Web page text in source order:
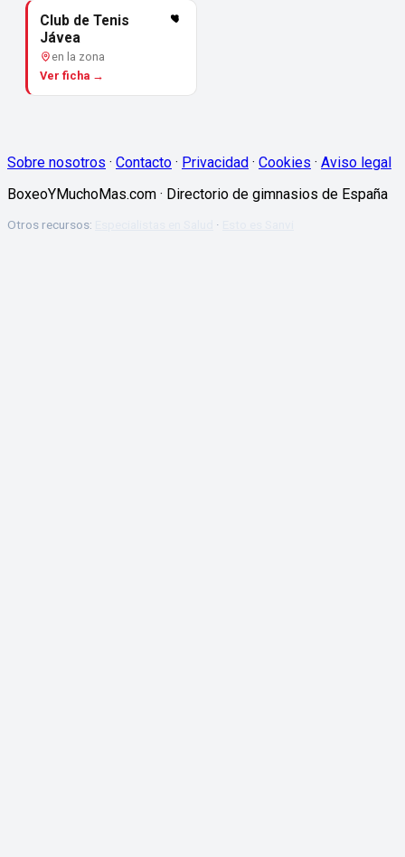
Club de Tenis
Jávea
en la zona
Ver ficha →
Sobre nosotros · Contacto · Privacidad · Cookies · Aviso legal
BoxeoYMuchoMas.com · Directorio de gimnasios de España
Otros recursos: ·